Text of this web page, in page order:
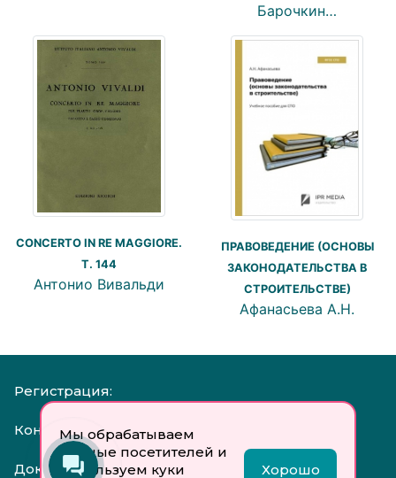
Мы обрабатываем
данные посетителей и
используем куки
Хорошо
Барочкин…
CONCERTO IN RE MAGGIORE.
T. 144
Антонио Вивальди
ПРАВОВЕДЕНИЕ (ОСНОВЫ
ЗАКОНОДАТЕЛЬСТВА В
СТРОИТЕЛЬСТВЕ)
Афанасьева А.Н.
Регистрация:
Контакты:
Документы: